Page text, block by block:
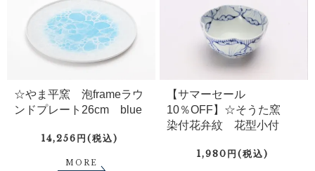
☆やま平窯 泡frameラウ
ンドプレート26cm blue
14,256円(税込)
MORE
【サマーセール
10％OFF】☆そうた窯
染付花弁紋 花型小付
1,980円(税込)